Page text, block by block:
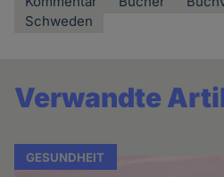
Schweden
Verwandte
GESUNDHEIT